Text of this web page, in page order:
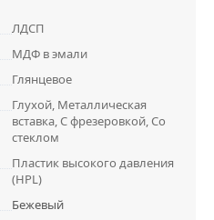
ЛДСП
МДФ в эмали
Глянцевое
Глухой, Металлическая
вставка, С фрезеровкой, Со
стеклом
Пластик высокого давления
(HPL)
Бежевый